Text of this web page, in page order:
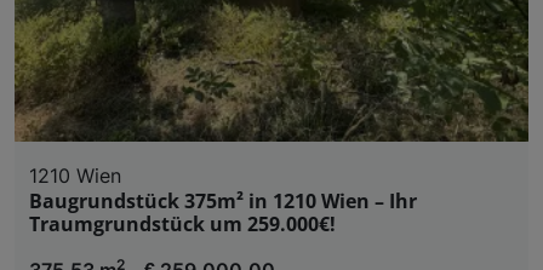
1210 Wien
Baugrundstück 375m² in 1210 Wien – Ihr
Traumgrundstück um 259.000€!
2